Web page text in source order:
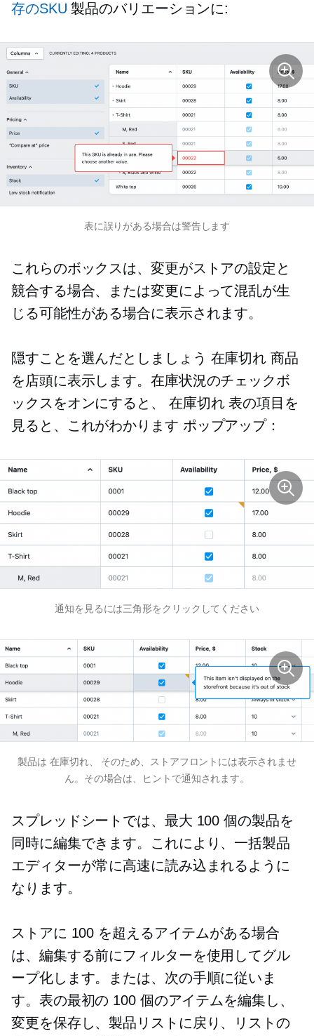
存のSKU 製品のバリエーションに:
表に誤りがある場合は警告します
これらのボックスは、変更がストアの設定と
競合する場合、または変更によって混乱が生
じる可能性がある場合に表示されます。
隠すことを選んだとしましょう 在庫切れ 商品
を店頭に表示します。在庫状況のチェックボ
ックスをオンにすると、 在庫切れ表の項目を
見ると、これがわかります ポップアップ：
通知を見るには三角形をクリックしてください
製品は在庫切れ、
そのため、ストアフロントには表示されませ
ん。その場合は、ヒントで通知されます。
スプレッドシートでは、最大 100 個の製品を
同時に編集できます。これにより、一括製品
エディターが常に高速に読み込まれるように
なります。
ストアに 100 を超えるアイテムがある場合
は、編集する前にフィルターを使用してグル
ープ化します。または、次の手順に従いま
す。表の最初の 100 個のアイテムを編集し、
変更を保存し、製品リストに戻り、リストの